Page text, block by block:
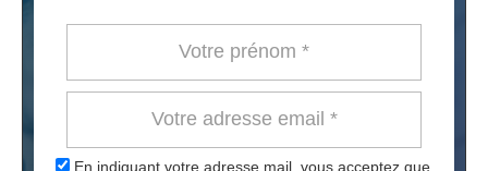
En indiquant votre adresse mail, vous acceptez que